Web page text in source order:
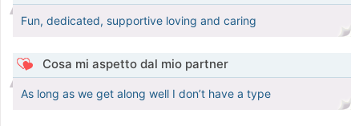
Fun, dedicated, supportive loving and caring
Cosa mi aspetto dal mio partner
As long as we get along well I don’t have a type